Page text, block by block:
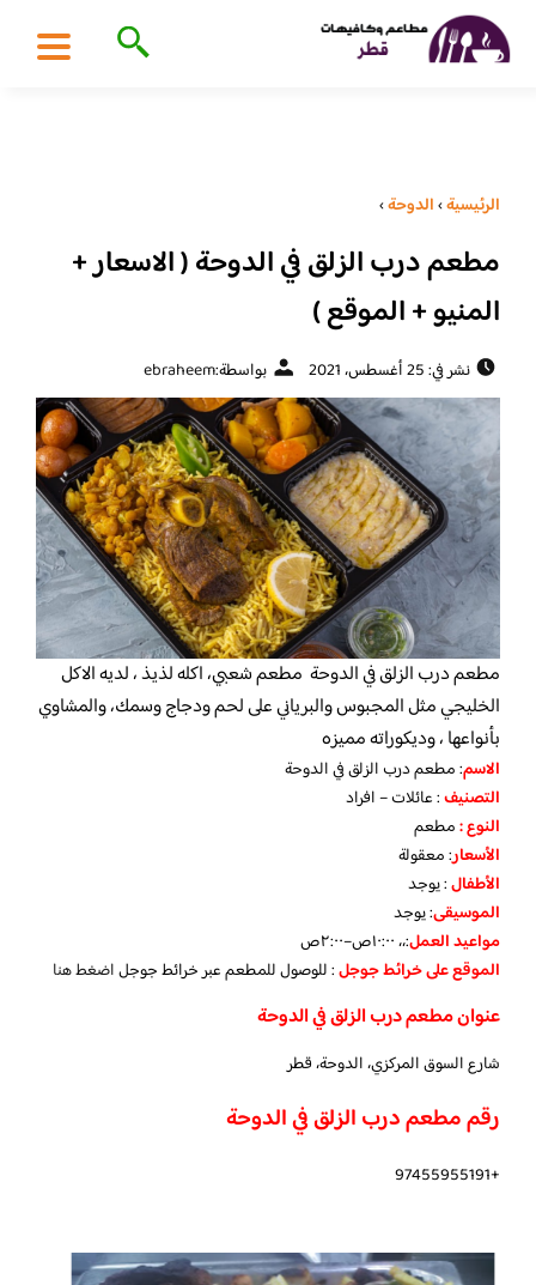
الرئيسية›الدوحة›
مطعم درب الزلق في الدوحة ( الاسعار +
المنيو + الموقع )
نشر في: 25 أغسطس، 2021 بواسطة:ebraheem
مطعم درب الزلق في الدوحة مطعم شعبي، اكله لذيذ ، لديه الاكل
الخليجي مثل المجبوس والبرياني على لحم ودجاج وسمك، والمشاوي
بأنواعها ، وديكوراته مميزه
الاسم: مطعم درب الزلق في الدوحة
التصنيف: عائلات – افراد
النوع :مطعم
الأسعار:معقولة
الأطفال:يوجد
الموسيقى:يوجد
مواعيد العمل:،، ١٠:٠٠ص–٢:٠٠ص
الموقع على خرائط جوجل: للوصول للمطعم عبر خرائط جوجلاضغط هنا
عنوان مطعم درب الزلق في الدوحة
شارع السوق المركزي، الدوحة، قطر
رقم مطعم درب الزلق في الدوحة
+97455955191